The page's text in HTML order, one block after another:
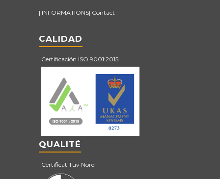
INFORMATIONS Contact
CALIDAD
Certificación ISO 9001:2015
QUALITÉ
Certificat Tuv Nord